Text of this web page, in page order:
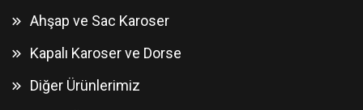
Ahşap ve Sac Karoser
Kapalı Karoser ve Dorse
Diğer Ürünlerimiz